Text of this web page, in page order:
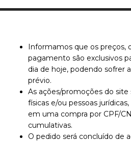
Informamos que os preços,
pagamento são exclusivos
dia de hoje, podendo sofrer
prévio.
As ações/promoções do site
físicas e/ou pessoas
em uma compra por CPF/
cumulativas.
O pedido será concluído de